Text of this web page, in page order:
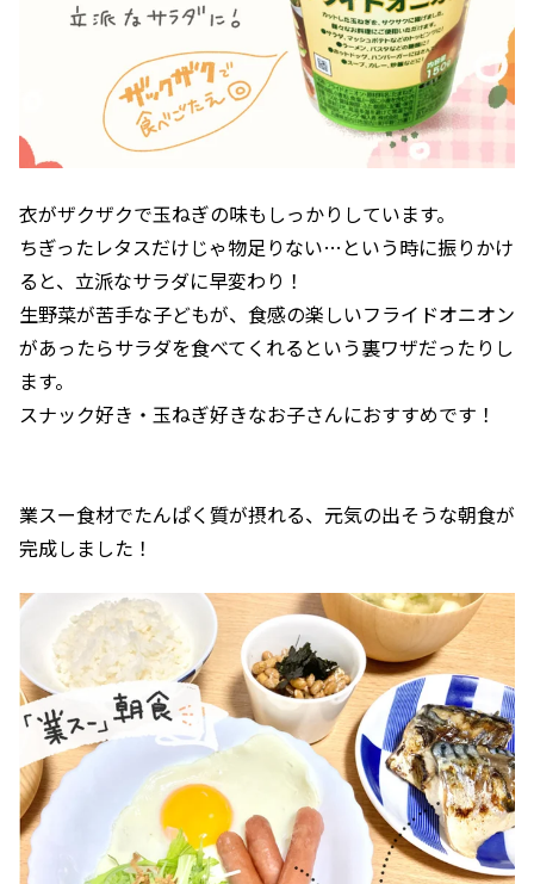
衣がザクザクで玉ねぎの味もしっかりしています。
ちぎったレタスだけじゃ物足りない…という時に振りかけ
ると、立派なサラダに早変わり！
生野菜が苦手な子どもが、食感の楽しいフライドオニオン
があったらサラダを食べてくれるという裏ワザだったりし
ます。
スナック好き・玉ねぎ好きなお子さんにおすすめです！
業スー食材でたんぱく質が摂れる、元気の出そうな朝食が
完成しました！